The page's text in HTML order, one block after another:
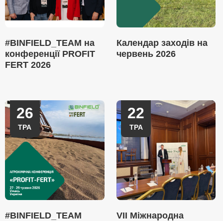
#BINFIELD_TEAM на
конференції PROFIT
FERT 2026
Календар заходів на
червень 2026
26
ТРА
#BINFIELD_TEAM
22
ТРА
VII Міжнародна